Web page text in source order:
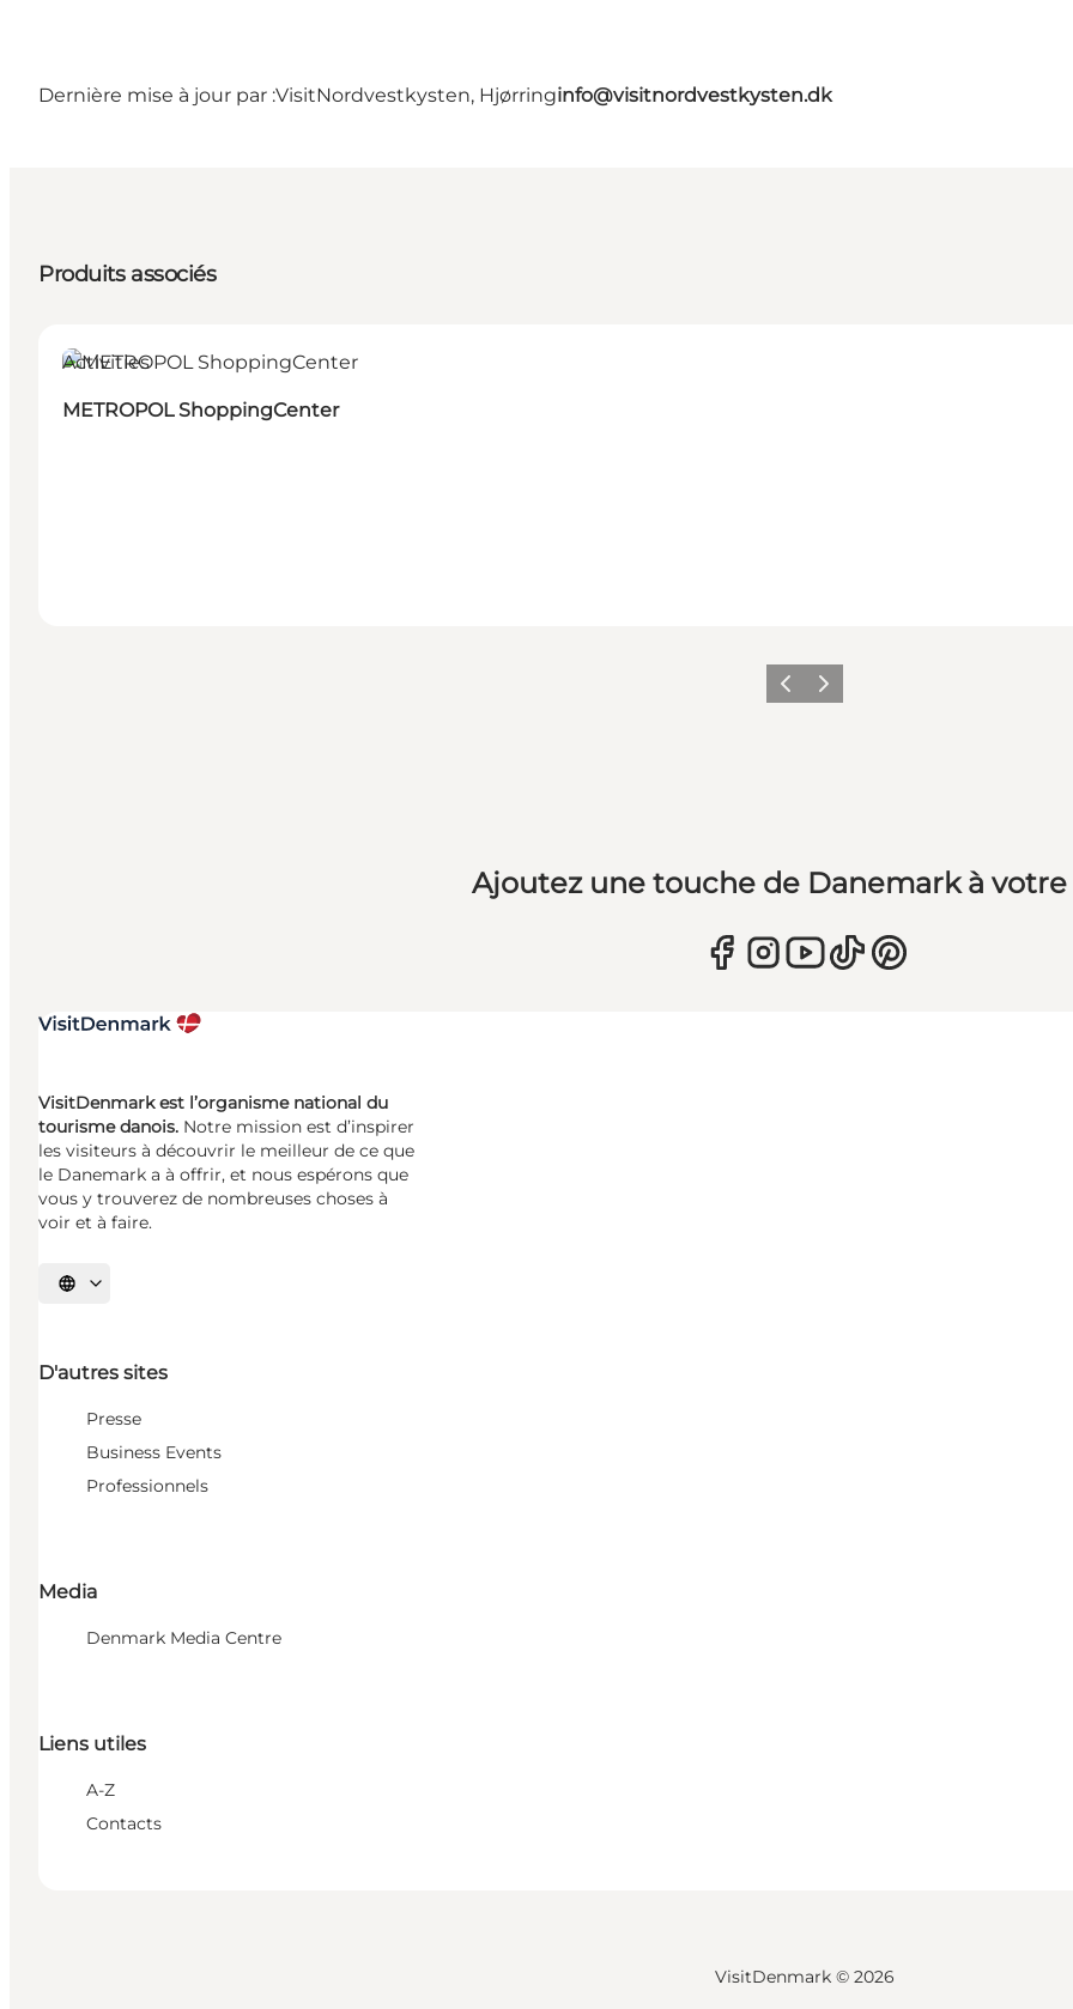
Dernière mise à jour par :VisitNordvestkysten, Hjørringinfo@visitnordvestkysten.dk
Produits associés
Activities
METROPOL ShoppingCenter
PrécédentSuivant
Ajoutez une touche de Danemark à
VisitDenmark est l’organisme national du
tourisme danois. Notre mission est d’inspirer
les visiteurs à découvrir le meilleur de ce que
le Danemark a à offrir, et nous espérons que
vous y trouverez de nombreuses choses à
voir et à faire.
Choisissez la langue
D'autres sites
Presse
Business Events
Professionnels
Media
Denmark Media Centre
Liens utiles
A-Z
Contacts
VisitDenmark © 2026